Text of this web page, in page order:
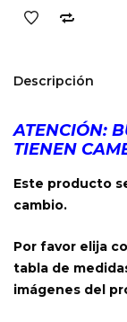
Road
Descripción
ATENCIÓN:
TIENEN
Este producto
cambio.
Por favor elija
tabla de
imágenes del